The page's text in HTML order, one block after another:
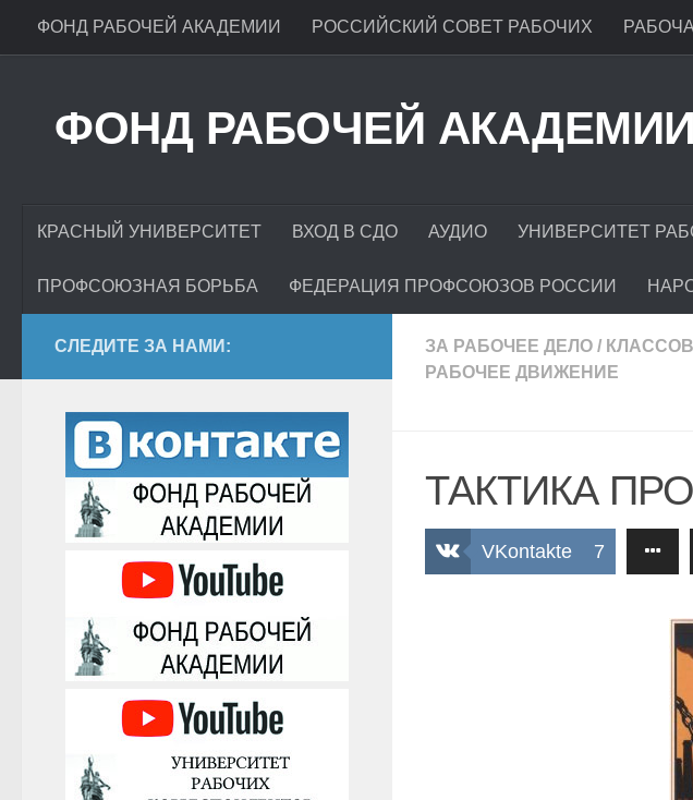
ФОНД РАБОЧЕЙ АКАДЕМИИ РОССИЙСКИЙ СОВЕТ РАБОЧИХ
ФОНД РАБОЧЕЙ АКАДЕМИИ
КРАСНЫЙ УНИВЕРСИТЕТ ВХОД В СДО АУДИО УНИВЕРСИТЕТ
ПРОФСОЮЗНАЯ БОРЬБА ФЕДЕРАЦИЯ ПРОФСОЮЗОВ РОССИИ
ЗА РАБОЧЕЕ ДЕЛО /
РАБОЧЕЕ ДВИЖЕНИЕ
ТАКТИКА
VKontakte 7
СЛЕДИТЕ ЗА НАМИ: